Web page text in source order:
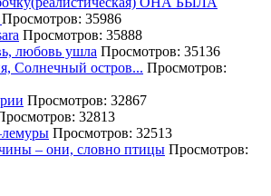
Просмотров: 35986
Просмотров: 35888
любовь ушла Просмотров: 35136
Солнечный остров... Просмотров:
Просмотров: 32867
32813
Просмотров: 32513
– они, словно птицы Просмотров: